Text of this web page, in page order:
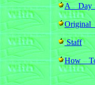
A
Staff
How